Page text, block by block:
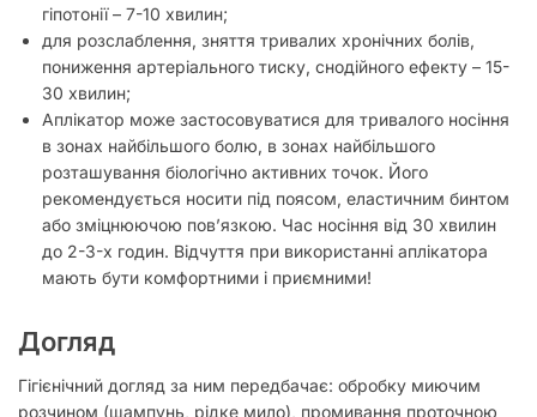
гіпотонії – 7-10 хвилин;
для розслаблення, зняття тривалих хронічних болів,
пониження артеріального тиску, снодійного ефекту – 15-
30 хвилин;
Аплікатор може застосовуватися для тривалого носіння
в зонах найбільшого болю, в зонах найбільшого
розташування біологічно активних точок. Його
рекомендується носити під поясом, еластичним бинтом
або зміцнюючою пов’язкою. Час носіння від 30 хвилин
до 2-3-х годин. Відчуття при використанні аплікатора
мають бути комфортними і приємними!
Догляд
Гігієнічний догляд за ним передбачає: обробку миючим
розчином (шампунь, рідке мило), промивання проточною